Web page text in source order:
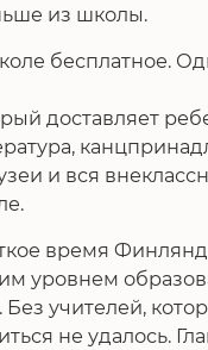
из школы.
бесплатное.
доставляет
и вся
время
уровнем
Без учителей,
не удалось.